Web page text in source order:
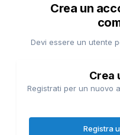
Crea un
Devi essere un utente
Crea
Registrati per un nuovo
Registra